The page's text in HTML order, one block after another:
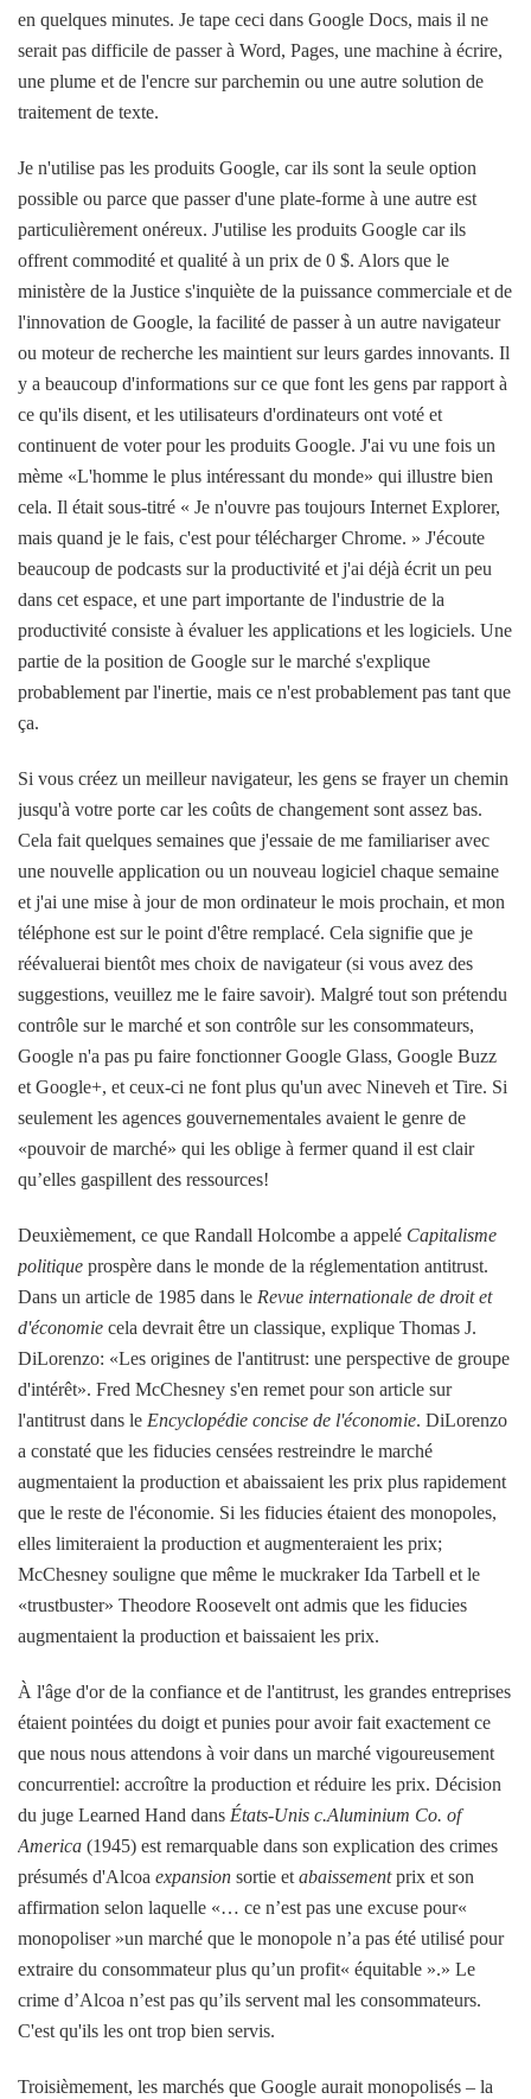
en quelques minutes. Je tape ceci dans Google Docs, mais il ne
serait pas difficile de passer à Word, Pages, une machine à écrire,
une plume et de l'encre sur parchemin ou une autre solution de
traitement de texte.
Je n'utilise pas les produits Google, car ils sont la seule option
possible ou parce que passer d'une plate-forme à une autre est
particulièrement onéreux. J'utilise les produits Google car ils
offrent commodité et qualité à un prix de 0 $. Alors que le
ministère de la Justice s'inquiète de la puissance commerciale et de
l'innovation de Google, la facilité de passer à un autre navigateur
ou moteur de recherche les maintient sur leurs gardes innovants. Il
y a beaucoup d'informations sur ce que font les gens par rapport à
ce qu'ils disent, et les utilisateurs d'ordinateurs ont voté et
continuent de voter pour les produits Google. J'ai vu une fois un
mème «L'homme le plus intéressant du monde» qui illustre bien
cela. Il était sous-titré « Je n'ouvre pas toujours Internet Explorer,
mais quand je le fais, c'est pour télécharger Chrome. » J'écoute
beaucoup de podcasts sur la productivité et j'ai déjà écrit un peu
dans cet espace, et une part importante de l'industrie de la
productivité consiste à évaluer les applications et les logiciels. Une
partie de la position de Google sur le marché s'explique
probablement par l'inertie, mais ce n'est probablement pas tant que
ça.
Si vous créez un meilleur navigateur, les gens se frayer un chemin
jusqu'à votre porte car les coûts de changement sont assez bas.
Cela fait quelques semaines que j'essaie de me familiariser avec
une nouvelle application ou un nouveau logiciel chaque semaine
et j'ai une mise à jour de mon ordinateur le mois prochain, et mon
téléphone est sur le point d'être remplacé. Cela signifie que je
réévaluerai bientôt mes choix de navigateur (si vous avez des
suggestions, veuillez me le faire savoir). Malgré tout son prétendu
contrôle sur le marché et son contrôle sur les consommateurs,
Google n'a pas pu faire fonctionner Google Glass, Google Buzz
et Google+, et ceux-ci ne font plus qu'un avec Nineveh et Tire. Si
seulement les agences gouvernementales avaient le genre de
«pouvoir de marché» qui les oblige à fermer quand il est clair
qu’elles gaspillent des ressources!
Deuxièmement, ce que Randall Holcombe a appelé Capitalisme
politique prospère dans le monde de la réglementation antitrust.
Dans un article de 1985 dans le Revue internationale de droit et
d'économie cela devrait être un classique, explique Thomas J.
DiLorenzo: «Les origines de l'antitrust: une perspective de groupe
d'intérêt». Fred McChesney s'en remet pour son article sur
l'antitrust dans le Encyclopédie concise de l'économie. DiLorenzo
a constaté que les fiducies censées restreindre le marché
augmentaient la production et abaissaient les prix plus rapidement
que le reste de l'économie. Si les fiducies étaient des monopoles,
elles limiteraient la production et augmenteraient les prix;
McChesney souligne que même le muckraker Ida Tarbell et le
«trustbuster» Theodore Roosevelt ont admis que les fiducies
augmentaient la production et baissaient les prix.
À l'âge d'or de la confiance et de l'antitrust, les grandes entreprises
étaient pointées du doigt et punies pour avoir fait exactement ce
que nous nous attendons à voir dans un marché vigoureusement
concurrentiel: accroître la production et réduire les prix. Décision
du juge Learned Hand dans États-Unis c.Aluminium Co. of
America (1945) est remarquable dans son explication des crimes
présumés d'Alcoa expansion sortie et abaissementprix et son
affirmation selon laquelle «… ce n’est pas une excuse pour«
monopoliser »un marché que le monopole n’a pas été utilisé pour
extraire du consommateur plus qu’un profit« équitable ».» Le
crime d’Alcoa n’est pas qu’ils servent mal les consommateurs.
C'est qu'ils les ont trop bien servis.
Troisièmement, les marchés que Google aurait monopolisés – la